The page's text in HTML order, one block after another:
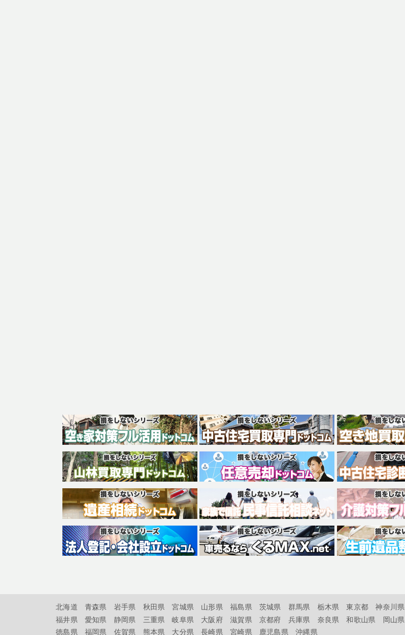
北海道 青森県 岩手県 秋田県 宮城県 山形県 福島県 茨城県 群馬県 栃木県 東京都 神奈川県
福井県
愛知県 静岡県 三重県 岐阜県 大阪府 滋賀県 京都府 兵庫県 奈良県 和歌山県 岡山県
徳島県
福岡県 佐賀県 熊本県 大分県 長崎県 宮崎県 鹿児島県 沖縄県